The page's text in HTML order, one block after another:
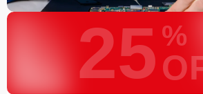
25 %